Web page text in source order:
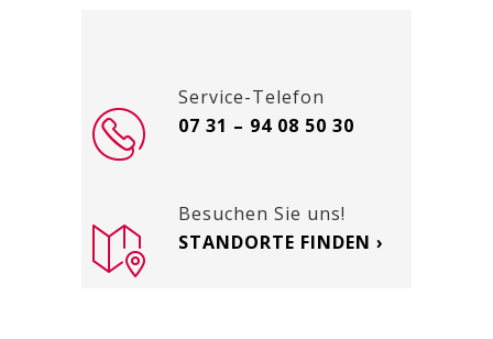
Service-Telefon
07 31 – 94 08 50 30
Besuchen Sie uns!
STANDORTE FINDEN ›